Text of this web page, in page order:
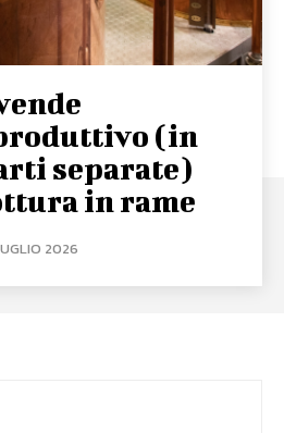
(in
separate)
in rame
2026